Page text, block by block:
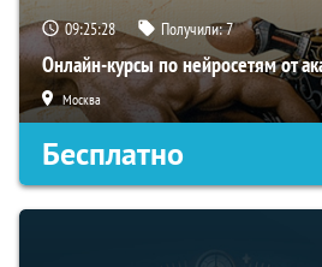
09:25:27 Получили:7
Онлайн-курсы по нейросетям от
Москва
Бесплатно